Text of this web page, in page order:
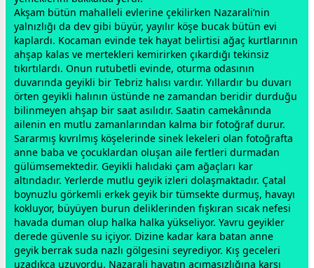
Akşam bütün mahalleli evlerine çekilirken Nazarali’nin
yalnızlığı da dev gibi büyür, yayılır köşe bucak bütün evi
kaplardı. Kocaman evinde tek hayat belirtisi ağaç kurtlarının
ahşap kalas ve mertekleri kemirirken çıkardığı tekinsiz
tıkırtılardı. Onun rutubetli evinde, oturma odasının
duvarında geyikli bir Tebriz halısı vardır. Yıllardır bu duvarı
örten geyikli halının üstünde ne zamandan beridir durduğu
bilinmeyen ahşap bir saat asılıdır. Saatin camekânında
ailenin en mutlu zamanlarından kalma bir fotoğraf durur.
Sararmış kıvrılmış köşelerinde sinek lekeleri olan fotoğrafta
anne baba ve çocuklardan oluşan aile fertleri durmadan
gülümsemektedir. Geyikli halıdaki çam ağaçları kar
altındadır. Yerlerde mutlu geyik izleri dolaşmaktadır. Çatal
boynuzlu görkemli erkek geyik bir tümsekte durmuş, havayı
kokluyor, büyüyen burun deliklerinden fışkıran sıcak nefesi
havada duman olup halka halka yükseliyor. Yavru geyikler
derede güvenle su içiyor. Dizine kadar kara batan anne
geyik berrak suda nazlı gölgesini seyrediyor. Kış geceleri
uzadıkça uzuyordu. Nazarali hayatın acımasızlığına karşı